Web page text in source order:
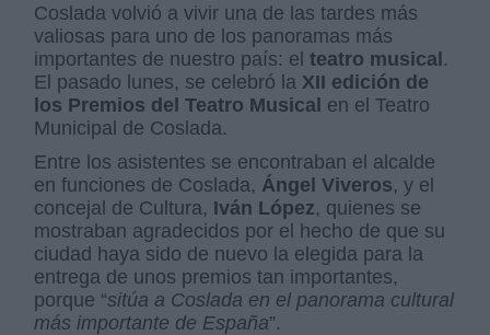
Coslada volvió a vivir una de las tardes más
valiosas para uno de los panoramas más
importantes de nuestro país: elteatro musical.
El pasado lunes, se celebró la XII edición de
los Premios del Teatro Musical en el Teatro
Municipal de Coslada.
Entre los asistentes se encontraban el alcalde
en funciones de Coslada, Ángel Viveros, y el
concejal de Cultura, Iván López, quienes se
mostraban agradecidos por el hecho de que su
ciudad haya sido de nuevo la elegida para la
entrega de unos premios tan importantes,
porque “sitúa a Coslada en el panorama cultural
más importante de España”.